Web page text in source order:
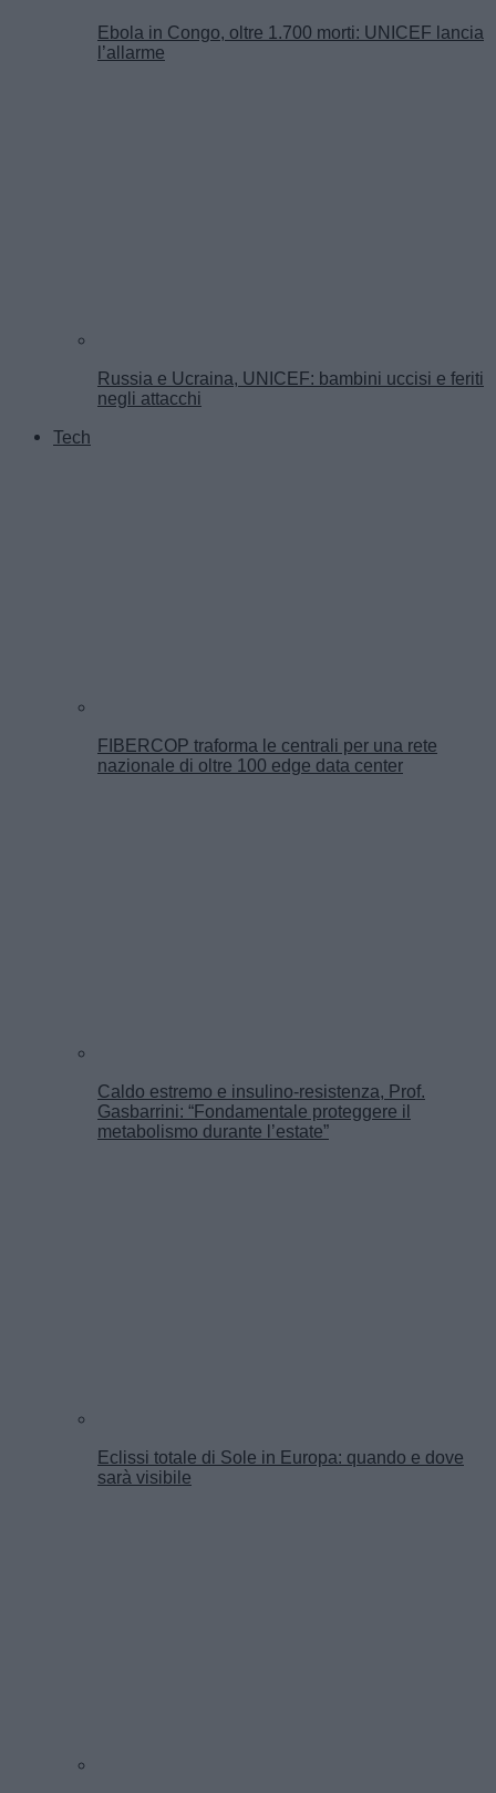
Ebola in Congo, oltre 1.700 morti: UNICEF lancia
l’allarme
Russia e Ucraina, UNICEF: bambini uccisi e feriti
negli attacchi
Tech
FIBERCOP traforma le centrali per una rete
nazionale di oltre 100 edge data center
Caldo estremo e insulino-resistenza, Prof.
Gasbarrini: “Fondamentale proteggere il
metabolismo durante l’estate”
Eclissi totale di Sole in Europa: quando e dove
sarà visibile